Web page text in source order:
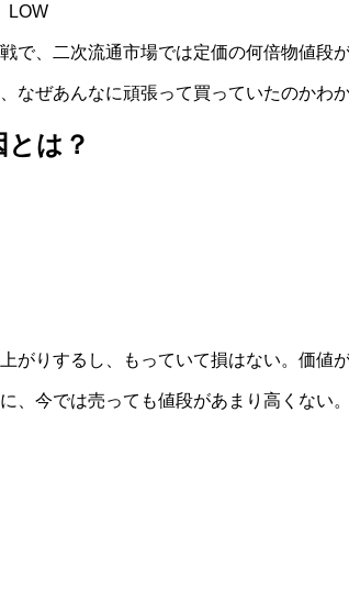
LOW
で、二次流通市場では定価の何倍物値段が
なぜあんなに頑張って買っていたのかわか
は？
がりするし、もっていて損はない。価値が
、今では売っても値段があまり高くない